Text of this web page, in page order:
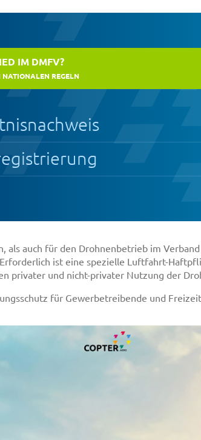
IM DMFV?
NATIONALEN REGELN
als auch für den Drohnenbetrieb im
ist eine spezielle Luftfahrt-
privater und nicht-privater Nutzung der
für Gewerbetreibende und